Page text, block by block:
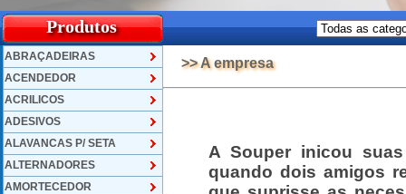
Produtos
ABRAÇADEIRAS
ACENDEDOR
ACRILICOS
ADESIVOS
ALAVANCAS P/ SETA
ALTERNADORES
AMORTECEDOR
>> A empresa
A Souper inicou
quando dois amigos